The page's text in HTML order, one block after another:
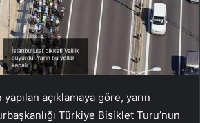
açıklamaya göre, yarın
Türkiye Bisiklet Turu’nun